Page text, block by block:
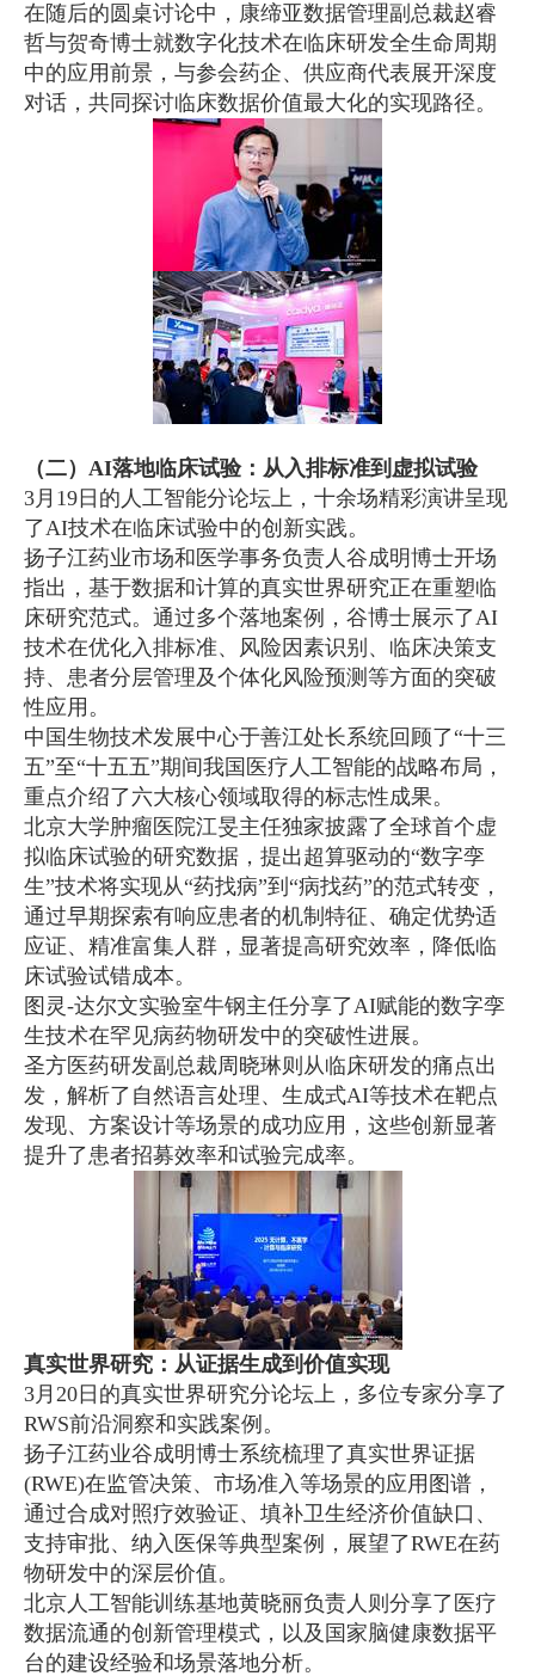
在随后的圆桌讨论中，康缔亚数据管理副总裁赵睿
哲与贺奇博士就数字化技术在临床研发全生命周期
中的应用前景，与参会药企、供应商代表展开深度
对话，共同探讨临床数据价值最大化的实现路径。
（二） AI落地临床试验：从入排标准到 虚拟试验
3月19日的人工智能分论坛上，十余场精彩演讲呈现
了AI技术在临床试验中的创新实践。
扬子江药业市场和医学事务负责人谷成明博士开场
指出，基于数据和计算的真实世界研究正在重塑临
床研究范式。通过多个落地案例，谷博士展示了AI
技术在优化入排标准、风险因素识别、临床决策支
持、患者分层管理及个体化风险预测等方面的突破
性应用。
中国生物技术发展中心于善江处长系统回顾了“十三
五”至“十五五”期间我国医疗人工智能的战略布局，
重点介绍了六大核心领域取得的标志性成果。
北京大学肿瘤医院江旻主任独家披露了全球首个虚
拟临床试验的研究数据，提出超算驱动的“数字孪
生”技术将实现从“药找病”到“病找药”的范式转变，
通过早期探索有响应患者的机制特征、确定优势适
应证、精准富集人群，显著提高研究效率，降低临
床试验试错成本。
图灵-达尔文实验室牛钢主任分享了AI赋能的数字孪
生技术在罕见病药物研发中的突破性进展。
圣方医药研发副总裁周晓琳则从临床研发的痛点出
发，解析了自然语言处理、生成式AI等技术在靶点
发现、方案设计等场景的成功应用，这些创新显著
提升了患者招募效率和试验完成率。
真实世界研究：从证据生成到价值实现
3月20日的真实世界研究分论坛上，多位专家分享了
RWS前沿洞察和实践案例。
扬子江药业谷成明博士系统梳理了真实世界证据
(RWE)在监管决策、市场准入等场景的应用图谱，
通过合成对照疗效验证、填补卫生经济价值缺口、
支持审批、纳入医保等典型案例，展望了RWE在药
物研发中的深层价值。
北京人工智能训练基地黄晓丽负责人则分享了医疗
数据流通的创新管理模式，以及国家脑健康数据平
台的建设经验和场景落地分析。